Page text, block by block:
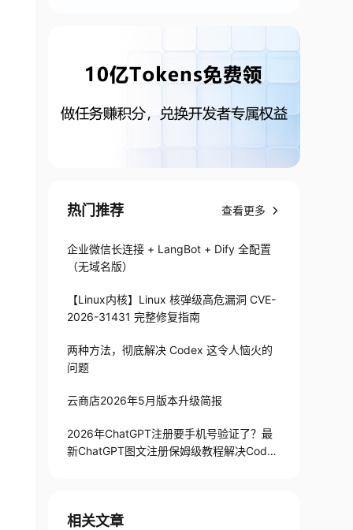
热门推荐 查看更多
企业微信长连接 + LangBot + Dify 全配置
（无域名版）
【Linux内核】Linux 核弹级高危漏洞 CVE-
2026-31431 完整修复指南
两种方法，彻底解决 Codex 这令人恼火的
问题
云商店2026年5月版本升级简报
2026年ChatGPT注册要手机号验证了？最
新ChatGPT图文注册保姆级教程解决Codex
相关文章